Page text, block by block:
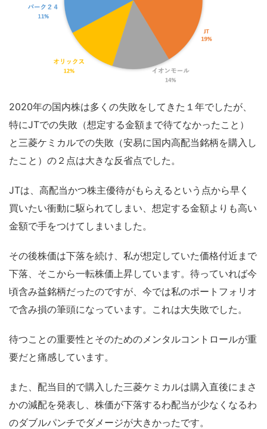
2020年の国内株は多くの失敗をしてきた１年でしたが、
特にJTでの失敗（想定する金額まで待てなかったこと）
と三菱ケミカルでの失敗（安易に国内高配当銘柄を購入し
たこと）の２点は大きな反省点でした。
JTは、高配当かつ株主優待がもらえるという点から早く
買いたい衝動に駆られてしまい、想定する金額よりも高い
金額で手をつけてしまいました。
その後株価は下落を続け、私が想定していた価格付近まで
下落、そこから一転株価上昇しています。待っていれば今
頃含み益銘柄だったのですが、今では私のポートフォリオ
で含み損の筆頭になっています。これは大失敗でした。
待つことの重要性とそのためのメンタルコントロールが重
要だと痛感しています。
また、配当目的で購入した三菱ケミカルは購入直後にまさ
かの減配を発表し、株価が下落するわ配当が少なくなるわ
のダブルパンチでダメージが大きかったです。